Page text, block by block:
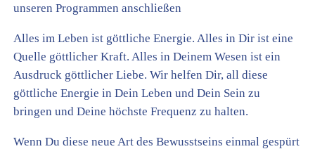
unseren Programmen anschließen
Alles im Leben ist göttliche Energie. Alles in Dir ist eine
Quelle göttlicher Kraft. Alles in Deinem Wesen ist ein
Ausdruck göttlicher Liebe. Wir helfen Dir, all diese
göttliche Energie in Dein Leben und Dein Sein zu
bringen und Deine höchste Frequenz zu halten.
Wenn Du diese neue Art des Bewusstseins einmal gespürt